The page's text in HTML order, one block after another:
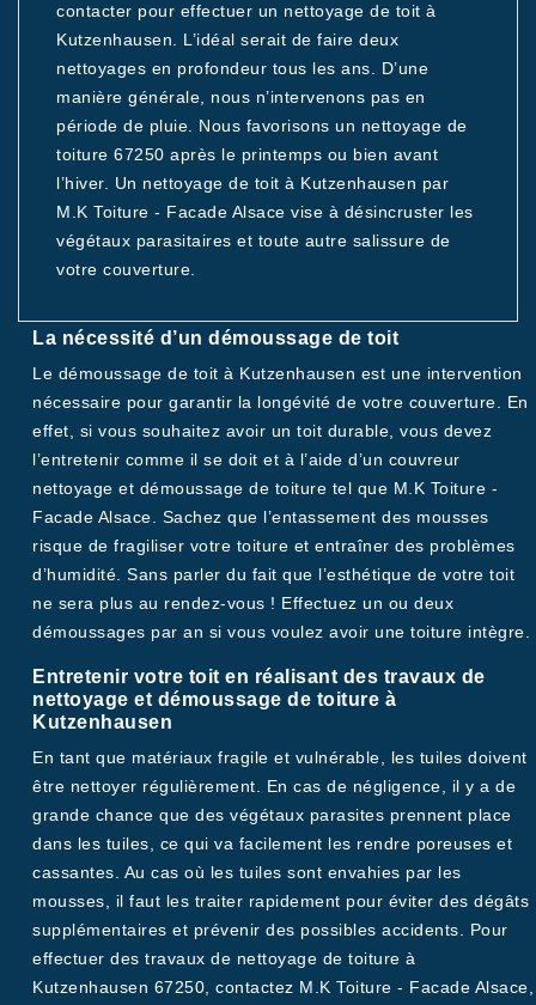
contacter pour effectuer un nettoyage de toit à
Kutzenhausen. L’idéal serait de faire deux
nettoyages en profondeur tous les ans. D’une
manière générale, nous n’intervenons pas en
période de pluie. Nous favorisons un nettoyage de
toiture 67250 après le printemps ou bien avant
l’hiver. Un nettoyage de toit à Kutzenhausen par
M.K Toiture - Facade Alsace vise à désincruster les
végétaux parasitaires et toute autre salissure de
votre couverture.
La nécessité d’un démoussage de toit
Le démoussage de toit à Kutzenhausen est une intervention
nécessaire pour garantir la longévité de votre couverture. En
effet, si vous souhaitez avoir un toit durable, vous devez
l’entretenir comme il se doit et à l’aide d’un couvreur
nettoyage et démoussage de toiture tel que M.K Toiture -
Facade Alsace. Sachez que l’entassement des mousses
risque de fragiliser votre toiture et entraîner des problèmes
d’humidité. Sans parler du fait que l’esthétique de votre toit
ne sera plus au rendez-vous ! Effectuez un ou deux
démoussages par an si vous voulez avoir une toiture intègre.
Entretenir votre toit en réalisant des travaux de
nettoyage et démoussage de toiture à
Kutzenhausen
En tant que matériaux fragile et vulnérable, les tuiles doivent
être nettoyer régulièrement. En cas de négligence, il y a de
grande chance que des végétaux parasites prennent place
dans les tuiles, ce qui va facilement les rendre poreuses et
cassantes. Au cas où les tuiles sont envahies par les
mousses, il faut les traiter rapidement pour éviter des dégâts
supplémentaires et prévenir des possibles accidents. Pour
effectuer des travaux de nettoyage de toiture à
Kutzenhausen 67250, contactez M.K Toiture - Facade Alsace,